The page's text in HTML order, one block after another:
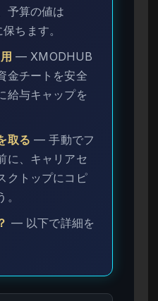
予算の値は
ちます。
— XMODHUB
金チートを安全
給与キャップを
取る — 手動でフ
に、キャリアセ
クトップにコピ
— 以下で詳細を